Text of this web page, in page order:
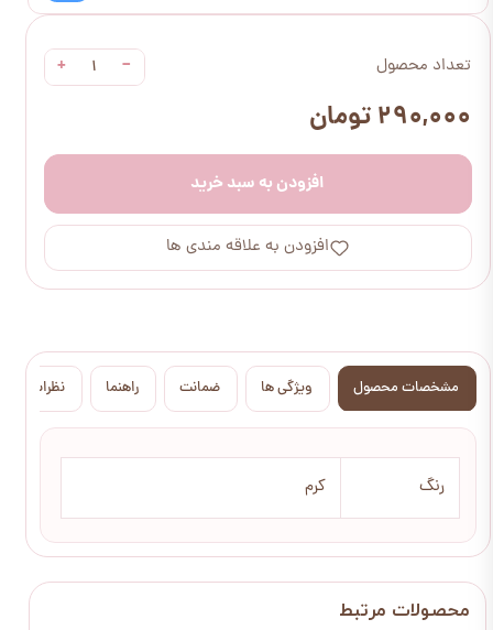
تعداد محصول −
+
۲۹۰,۰۰۰ تومان
افزودن به سبد خرید
افزودن به علاقه مندی ها
مشخصات محصول ویژگی ها ضمانت راهنما نظرات
رنگ کرم